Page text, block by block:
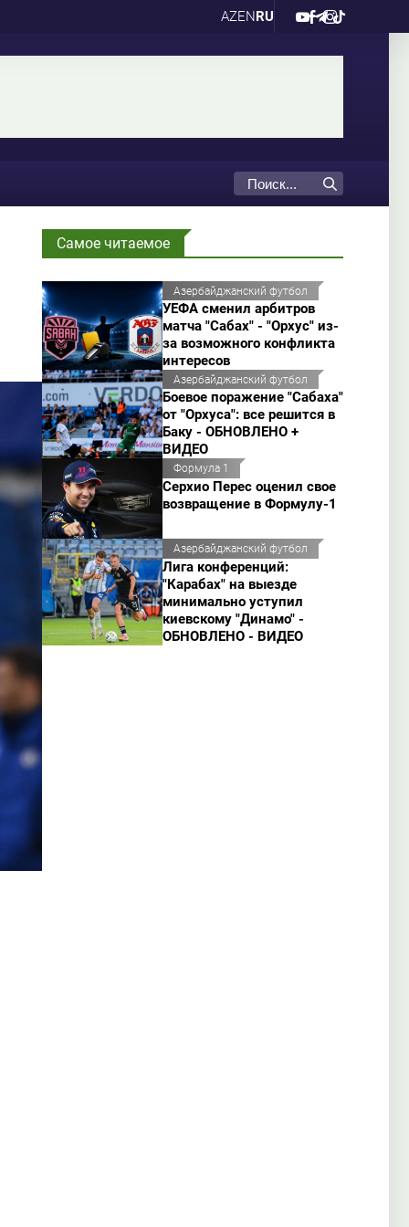
AZENRU
Самое читаемое
Азербайджанский футбол
УЕФА сменил арбитров
матча "Сабах" - "Орхус" из-
за возможного конфликта
интересов
Азербайджанский футбол
Боевое поражение "Сабаха"
от "Орхуса": все решится в
Баку - ОБНОВЛЕНО +
ВИДЕО
Формула 1
Серхио Перес оценил свое
возвращение в Формулу-1
Азербайджанский футбол
Лига конференций:
"Карабах" на выезде
минимально уступил
киевскому "Динамо" -
ОБНОВЛЕНО - ВИДЕО